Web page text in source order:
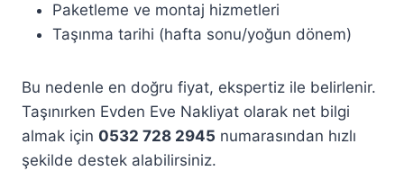
Paketleme ve montaj hizmetleri
Taşınma tarihi (hafta sonu/yoğun dönem)
Bu nedenle en doğru fiyat, ekspertiz ile belirlenir.
Taşınırken Evden Eve Nakliyat olarak net bilgi
almak için 0532 728 2945 numarasından hızlı
şekilde destek alabilirsiniz.